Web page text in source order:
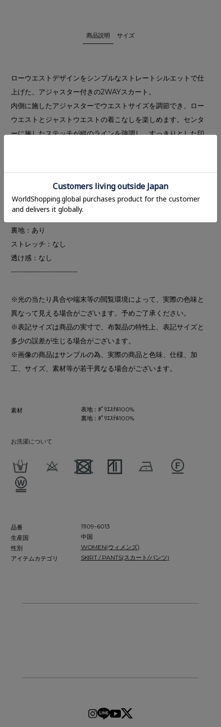
商品説明 サイズ
ローウエストデザインをシンプルなストレートシルエットで仕
上げた、アジャスター付きの2WAYスカート。
内側に施したアジャスターでウエストサイズを調節でき、ロー
ウエストとジャストウエストの着こなしを楽しめます。センタ
ーに施したステッチが縦のラインを強調し、すっきりとした印
ブルウィーブを使用し、抜け感を演出する女性らしいアイテム
---------------------------
裏地：あり
ストレッチ：なし
透け感：なし
---------------------------
※光の当たり具合や端末等の閲覧環境によって、実際の色味と
異なって見える場合がございます。予めご了承ください。
※表記サイズは商品の実寸で、布製品の特性上、表記サイズと
多少の誤差が生じる場合がございます。
※画像の商品はサンプルの為、実際の商品と色味、仕様、加
工、サイズ、素材等が若干異なる場合がございます。
素材
表地：ﾎﾟﾘｴｽﾃﾙ100%
裏地：ﾎﾟﾘｴｽﾃﾙ100%
お洗濯について
品番
11109-6013
生産国
中国
性別
WOMEN(ウィメンズ)
アイテムカテゴリ
SKIRT / PANTS(スカート/パンツ)